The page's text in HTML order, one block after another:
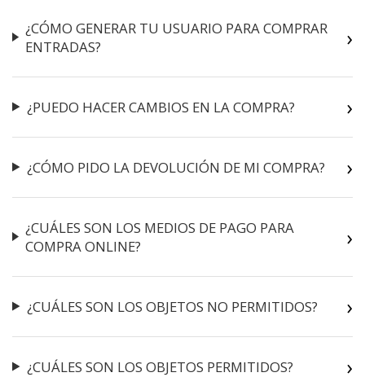
¿CÓMO GENERAR TU USUARIO PARA COMPRAR
ENTRADAS?
¿PUEDO HACER CAMBIOS EN LA COMPRA?
¿CÓMO PIDO LA DEVOLUCIÓN DE MI COMPRA?
¿CUÁLES SON LOS MEDIOS DE PAGO PARA
COMPRA ONLINE?
¿CUÁLES SON LOS OBJETOS NO PERMITIDOS?
¿CUÁLES SON LOS OBJETOS PERMITIDOS?